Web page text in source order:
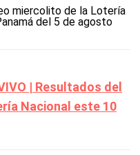
miercolito de la Lotería
del 5 de agosto
| Resultados del
Nacional este 10